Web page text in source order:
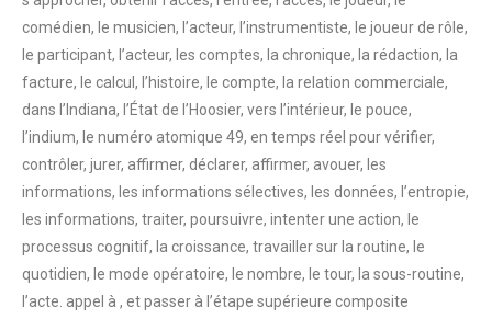
comédien, le musicien, l’acteur, l’instrumentiste, le joueur de rôle,
le participant, l’acteur, les comptes, la chronique, la rédaction, la
facture, le calcul, l’histoire, le compte, la relation commerciale,
dans l’Indiana, l’État de l’Hoosier, vers l’intérieur, le pouce,
l’indium, le numéro atomique 49, en temps réel pour vérifier,
contrôler, jurer, affirmer, déclarer, affirmer, avouer, les
informations, les informations sélectives, les données, l’entropie,
les informations, traiter, poursuivre, intenter une action, le
processus cognitif, la croissance, travailler sur la routine, le
quotidien, le mode opératoire, le nombre, le tour, la sous-routine,
l’acte. appel à , et passer à l’étape supérieure composite